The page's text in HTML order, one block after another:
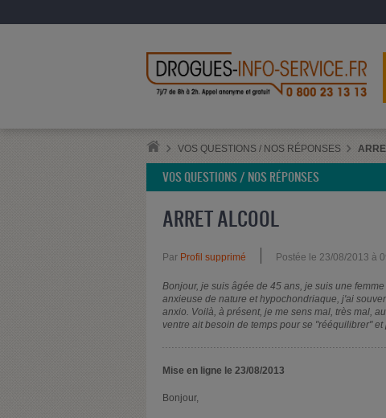
VOS QUESTIONS / NOS RÉPONSES
VOS QUESTIONS / NOS RÉPONSES
ARRET ALCOOL
Par Profil supprimé Postée le 23/08/2013 à
Bonjour, je suis âgée de 45 ans, je suis une
anxieuse de nature et hypochondriaque, j'ai
anxio. Voilà, à présent, je me sens mal, très mal,
ventre ait besoin de temps pour se "rééquilibrer"
Mise en ligne le 23/08/2013
Bonjour,